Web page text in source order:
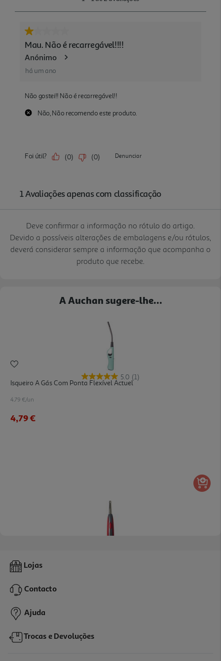
Deve confirmar a informação no rótulo do artigo.
Devido a possíveis alterações de embalagens e/ou rótulos,
deverá considerar sempre a informação que acompanha o
produto que recebe.
A Auchan sugere-lhe...
5.0 (1)
Isqueiro A Gás Com Ponta Flexível Actuel
4.79 €/un
4,79 €
Isqueiro Electrónico Para Gás Actuel
8,49 €
Lojas
Contacto
Ajuda
Trocas e Devoluções